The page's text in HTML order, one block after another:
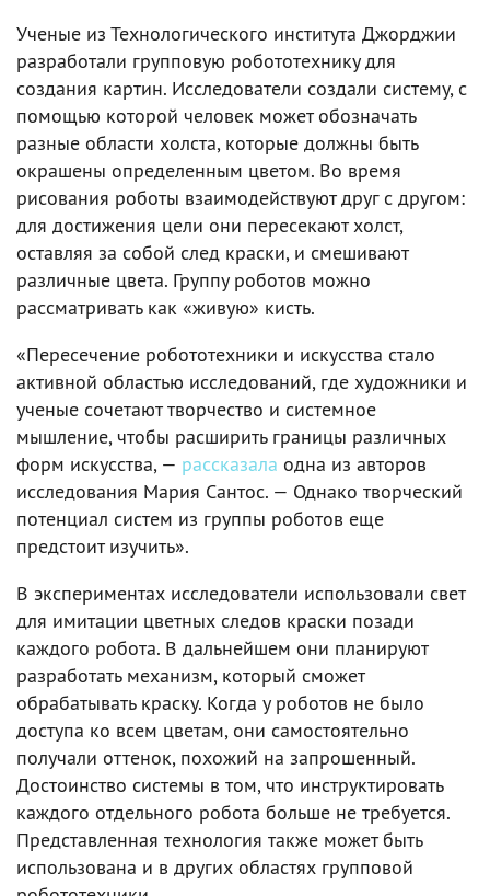
Ученые из Технологического института Джорджии
разработали групповую робототехнику для
создания картин. Исследователи создали систему, с
помощью которой человек может обозначать
разные области холста, которые должны быть
окрашены определенным цветом. Во время
рисования роботы взаимодействуют друг с другом:
для достижения цели они пересекают холст,
оставляя за собой след краски, и смешивают
различные цвета. Группу роботов можно
рассматривать как «живую» кисть.
«Пересечение робототехники и искусства стало
активной областью исследований, где художники и
ученые сочетают творчество и системное
мышление, чтобы расширить границы различных
форм искусства, — рассказала одна из авторов
исследования Мария Сантос. — Однако творческий
потенциал систем из группы роботов еще
предстоит изучить».
В экспериментах исследователи использовали свет
для имитации цветных следов краски позади
каждого робота. В дальнейшем они планируют
разработать механизм, который сможет
обрабатывать краску. Когда у роботов не было
доступа ко всем цветам, они самостоятельно
получали оттенок, похожий на запрошенный.
Достоинство системы в том, что инструктировать
каждого отдельного робота больше не требуется.
Представленная технология также может быть
использована и в других областях групповой